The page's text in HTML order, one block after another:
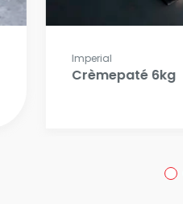
Imperial
Crèmepaté 6kg